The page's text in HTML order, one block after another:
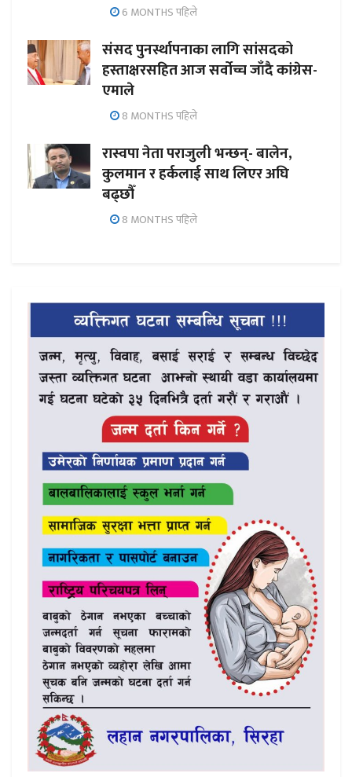
6 MONTHS पहिले
संसद पुनर्स्थापनाका लागि सांसदको
हस्ताक्षरसहित आज सर्वोच्च जाँदै कांग्रेस-
एमाले
8 MONTHS पहिले
रास्वपा नेता पराजुली भन्छन्- बालेन,
कुलमान र हर्कलाई साथ लिएर अघि
बढ्छौँ
8 MONTHS पहिले